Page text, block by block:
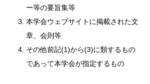
ー等の要旨集等
本学会ウェブサイトに掲載された文
章、会則等
その他前記(1)から(3)に類するもの
であって本学会が指定するもの